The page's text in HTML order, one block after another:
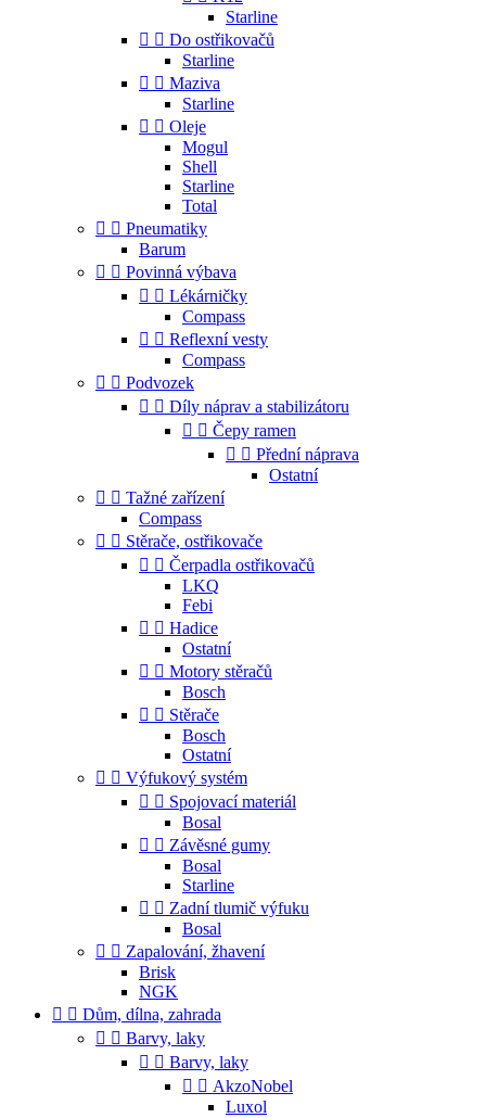
Starline
  Do ostřikovačů
Starline
  Maziva
Starline
  Oleje
Mogul
Shell
Starline
Total
  Pneumatiky
Barum
  Povinná výbava
  Lékárničky
Compass
  Reflexní vesty
Compass
  Podvozek
  Díly náprav a stabilizátoru
  Čepy ramen
  Přední náprava
Ostatní
  Tažné zařízení
Compass
  Stěrače, ostřikovače
  Čerpadla ostřikovačů
LKQ
Febi
  Hadice
Ostatní
  Motory stěračů
Bosch
  Stěrače
Bosch
Ostatní
  Výfukový systém
  Spojovací materiál
Bosal
  Závěsné gumy
Bosal
Starline
  Zadní tlumič výfuku
Bosal
  Zapalování, žhavení
Brisk
NGK
  Dům, dílna, zahrada
  Barvy, laky
  Barvy, laky
  AkzoNobel
Luxol